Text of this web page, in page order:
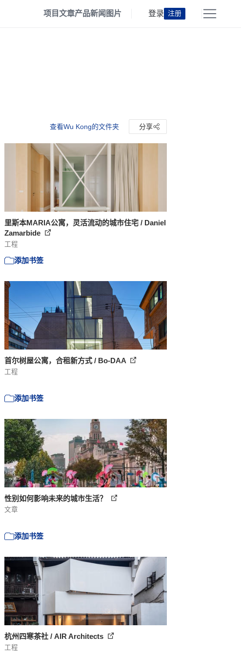
项目文章产品新闻 图片 登录 注册
查看Wu Kong的文件夹 分享
里斯本MARIA公寓，灵活流动的城市住宅 / Daniel
Zamarbide
工程
添加书签
首尔树屋公寓，合租新方式 / Bo-DAA
工程
添加书签
性别如何影响未来的城市生活？
文章
添加书签
杭州四寒茶社 / AIR Architects
工程